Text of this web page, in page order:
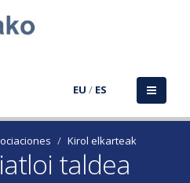
EU / ES
Kirol elkarteak
taldea